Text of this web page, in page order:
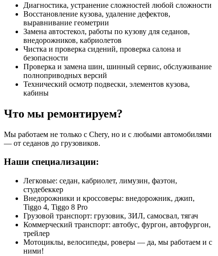
Диагностика, устранение сложностей любой сложности
Восстановление кузова, удаление дефектов,
выравнивание геометрии
Замена автостекол, работы по кузову для седанов,
внедорожников, кабриолетов
Чистка и проверка сидений, проверка салона и
безопасности
Проверка и замена шин, шинный сервис, обслуживание
полноприводных версий
Технический осмотр подвески, элементов кузова,
кабины
Что мы ремонтируем?
Мы работаем не только с Chery, но и с любыми автомобилями
— от седанов до грузовиков.
Наши специализации:
Легковые: седан, кабриолет, лимузин, фаэтон,
студебеккер
Внедорожники и кроссоверы: внедорожник, джип,
Tiggo 4, Tiggo 8 Pro
Грузовой транспорт: грузовик, ЗИЛ, самосвал, тягач
Коммерческий транспорт: автобус, фургон, автофургон,
трейлер
Мотоциклы, велосипеды, роверы — да, мы работаем и с
ними!